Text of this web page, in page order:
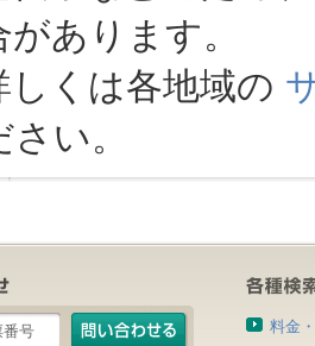
があります。
くは各地域の
さい。
料金